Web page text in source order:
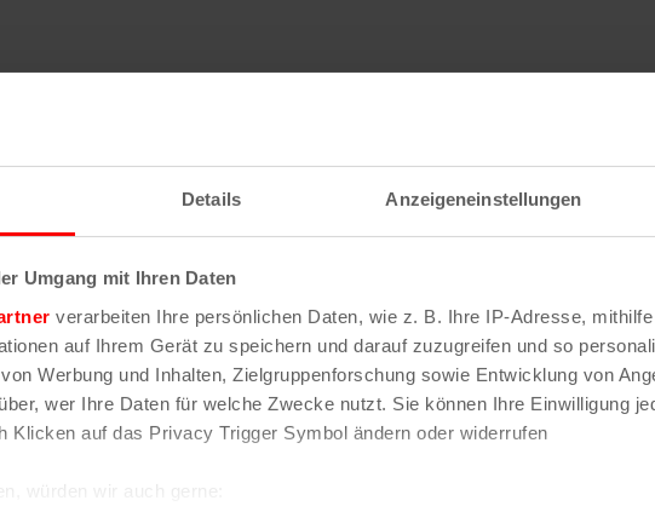
Details Anzeigeneinstellungen
Umgang mit Ihren Daten
verarbeiten Ihre persönlichen Daten, wie z. B. Ihre IP-Adresse,
auf Ihrem Gerät zu speichern und darauf zuzugreifen und so
Werbung und Inhalten, Zielgruppenforschung sowie Entwicklung von
wer Ihre Daten für welche Zwecke nutzt. Sie können Ihre Einwilligung
Klicken auf das Privacy Trigger Symbol ändern oder widerrufen
Veranstaltungen
– RocknRoll
Last Ride